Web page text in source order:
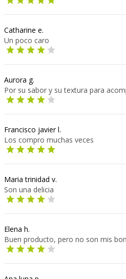
Catharine e.
Un poco caro
Aurora g.
Por su sabor y su textura para
Francisco javier l.
Los compro muchas veces
Maria trinidad v.
Son una delicia
Elena h.
Buen producto, pero no son mis